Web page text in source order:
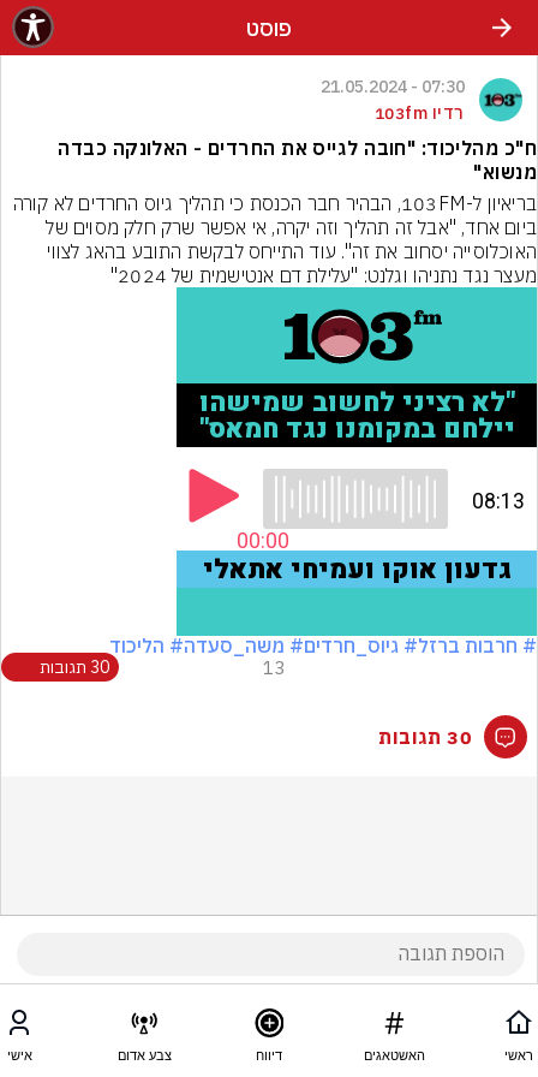
פוסט
07:30 - 21.05.2024
רדיו 103fm
ח"כ מהליכוד: "חובה לגייס את החרדים - האלונקה כבדה
מנשוא"
ביום אחד, "אבל זה תהליך וזה יקרה, אי אפשר שרק חלק מסוים של
מעצר נגד נתניהו וגלנט: "עלילת דם אנטישמית של 2024"
# חרבות ברזל# גיוס_חרדים# משה_סעדה# הליכוד
13 30 תגובות
30 תגובות
ראשי האשטאגים דיווח צבע אדום אישי